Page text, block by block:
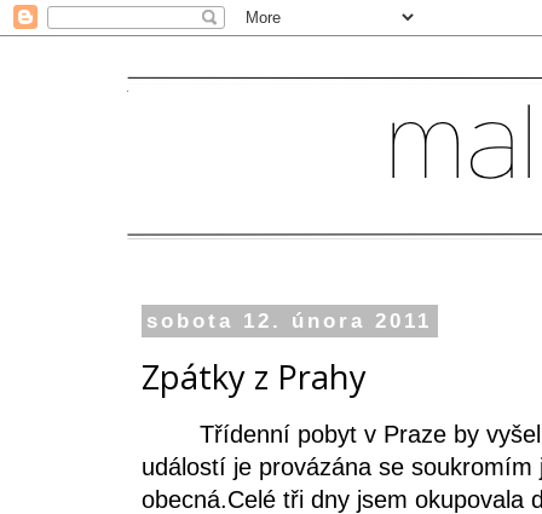
sobota 12. února 2011
Zpátky z Prahy
Třídenní pobyt v Praze by vyšel
událostí je provázána se
obecná.Celé tři dny jsem okupovala